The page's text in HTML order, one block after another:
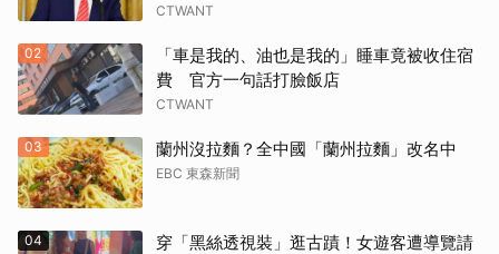
CTWANT
02
「車是我的、油也是我的」睡車竟被收住宿
費 官方一句話打臉飯店
CTWANT
03 蘭州沒拉麵？全中國「蘭州拉麵」改名中
EBC 東森新聞
04
穿「黑絲透視裝」逛古蹟！女遊客遭導覽請